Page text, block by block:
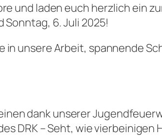
und laden euch herzlich ein
Sonntag, 6. Juli 2025!
in unsere Arbeit, spannende
dank unserer
DRK – Seht, wie vierbeinigen